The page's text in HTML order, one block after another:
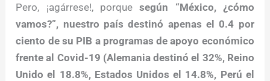
Pero, ¡agárrese!, porquesegún “México, ¿cómo
vamos?”, nuestro país destinó apenas el 0.4 por
ciento de su PIB a programas de apoyo económico
frente al Covid-19 (Alemania destinó el 32%, Reino
Unido el 18.8%, Estados Unidos el 14.8%, Perú el